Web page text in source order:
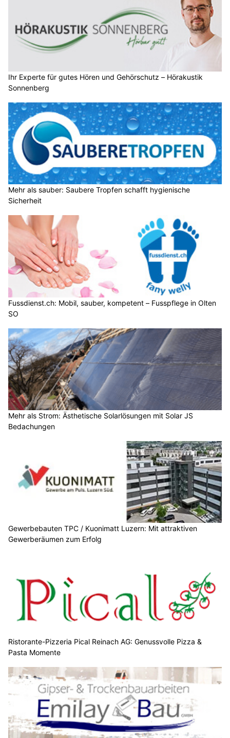
Ihr Experte für gutes Hören und Gehörschutz – Hörakustik
Sonnenberg
Mehr als sauber: Saubere Tropfen schafft hygienische
Sicherheit
Fussdienst.ch: Mobil, sauber, kompetent – Fusspflege in Olten
SO
Mehr als Strom: Ästhetische Solarlösungen mit Solar JS
Bedachungen
Gewerbebauten TPC / Kuonimatt Luzern: Mit attraktiven
Gewerberäumen zum Erfolg
Ristorante-Pizzeria Pical Reinach AG: Genussvolle Pizza &
Pasta Momente